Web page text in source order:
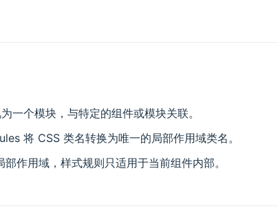
一个模块，与特定的组件或模块关联。
将 CSS 类名转换为唯一的局部作用域类名。
作用域，样式规则只适用于当前组件内部。